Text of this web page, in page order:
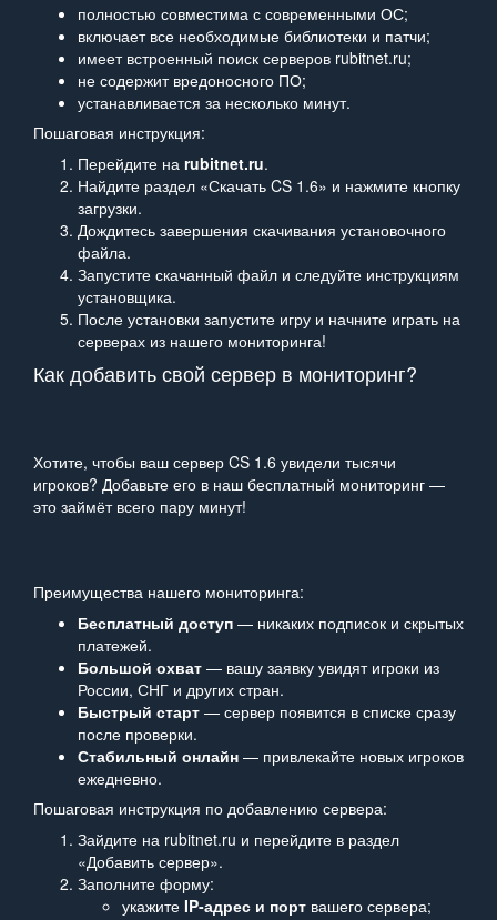
полностью совместима с современными ОС;
включает все необходимые библиотеки и патчи;
имеет встроенный поиск серверов rubitnet.ru;
не содержит вредоносного ПО;
устанавливается за несколько минут.
Пошаговая инструкция:
Перейдите на rubitnet.ru.
Найдите раздел «Скачать CS 1.6» и нажмите кнопку
загрузки.
Дождитесь завершения скачивания установочного
файла.
Запустите скачанный файл и следуйте инструкциям
установщика.
После установки запустите игру и начните играть на
серверах из нашего мониторинга!
Как добавить свой сервер в мониторинг?
Хотите, чтобы ваш сервер CS 1.6 увидели тысячи
игроков? Добавьте его в наш бесплатный мониторинг —
это займёт всего пару минут!
Преимущества нашего мониторинга:
Бесплатный доступ — никаких подписок и скрытых
платежей.
Большой охват — вашу заявку увидят игроки из
России, СНГ и других стран.
Быстрый старт — сервер появится в списке сразу
после проверки.
Стабильный онлайн — привлекайте новых игроков
ежедневно.
Пошаговая инструкция по добавлению сервера:
Зайдите на rubitnet.ru и перейдите в раздел
«Добавить сервер».
Заполните форму:
укажите IP‑адрес и порт вашего сервера;